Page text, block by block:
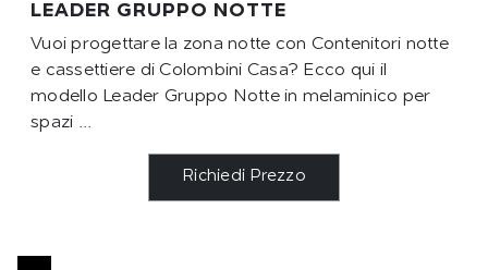
LEADER GRUPPO NOTTE
Vuoi progettare la zona notte con Contenitori notte
e cassettiere di Colombini Casa? Ecco qui il
modello Leader Gruppo Notte in melaminico per
spazi ...
Richiedi Prezzo